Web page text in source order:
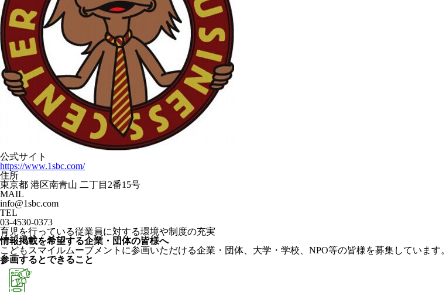
公式サイト
https://www.1sbc.com/
住所
東京都 港区南青山 二丁目2番15号
MAIL
info@1sbc.com
TEL
03-4530-0373
育児を行っている従業員に対する環境や制度の充実
情報掲載を希望する企業・団体の皆様へ
こどもスマイルムーブメントに参画いただける企業・団体、大学・学校、NPO等の皆様を募集しています。
参画するとできること